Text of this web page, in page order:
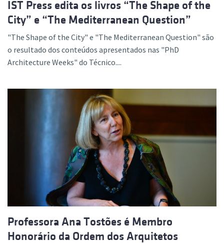
IST Press edita os livros “The Shape of the
City” e “The Mediterranean Question”
"The Shape of the City" e "The Mediterranean Question" são
o resultado dos conteúdos apresentados nas "PhD
Architecture Weeks" do Técnico....
Professora Ana Tostões é Membro
Honorário da Ordem dos Arquitetos